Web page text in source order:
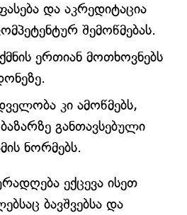
და აკრედიტაცია
შემოწმებას.
ერთიან მოთხოვნებს
კი ამოწმებს,
განთავსებული
ნორმებს.
ექცევა ისეთ
ბავშვებსა და